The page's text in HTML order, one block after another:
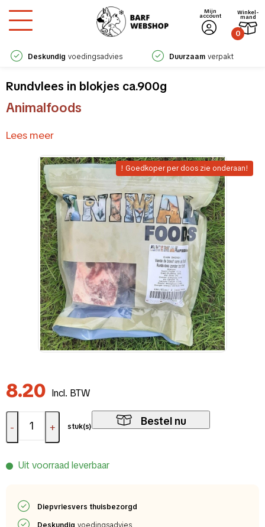
0
Winkel­
mand
Mijn
account
Deskundig voedingsadvies Duurzaam verpakt
Rundvlees in blokjes ca.900g
Animalfoods
Lees meer
! Goedkoper per doos zie onderaan!
8.20 Incl. BTW
- + stuk(s) Bestel nu
Uit voorraad leverbaar
Diepvriesvers thuisbezorgd